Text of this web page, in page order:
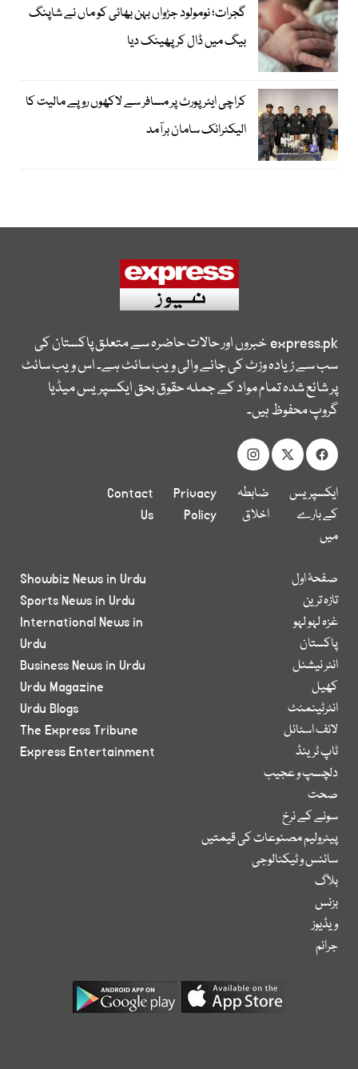
گجرات؛ نومولود جڑواں بہن بھائی کو ماں نے شاپنگ
بیگ میں ڈال کر پھینک دیا
کراچی ایئرپورٹ پر مسافر سے لاکھوں روپے مالیت کا
الیکٹرانک سامان برآمد
express.pkخبروں اور حالات حاضرہ سے متعلق پاکستان کی
سب سے زیادہ وزٹ کی جانے والی ویب سائٹ ہے۔ اس ویب سائٹ
پر شائع شدہ تمام مواد کے جملہ حقوق بحق ایکسپریس میڈیا
گروپ محفوظ ہیں۔
ایکسپریس
کے بارے
میں
ضابطہ
اخلاق
Privacy
Policy
Contact
Us
صفحۂ اول
تازہ ترین
غزہ لہو لہو
پاکستان
انٹر نیشنل
کھیل
انٹرٹینمنٹ
لائف اسٹائل
ٹاپ ٹرینڈ
دلچسپ و عجیب
صحت
سونے کے نرخ
پیٹرولیم مصنوعات کی قیمتیں
سائنس و ٹیکنالوجی
بلاگ
بزنس
ویڈیوز
جرائم
Showbiz News in Urdu
Sports News in Urdu
International News in
Urdu
Business News in Urdu
Urdu Magazine
Urdu Blogs
The Express Tribune
Express Entertainment